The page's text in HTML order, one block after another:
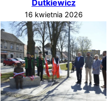
Dutkiewicz
16 kwietnia 2026